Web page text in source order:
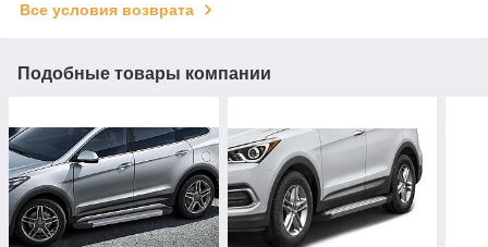
Все условия возврата
Подобные товары компании